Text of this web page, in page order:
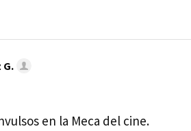
en la Meca del cine.